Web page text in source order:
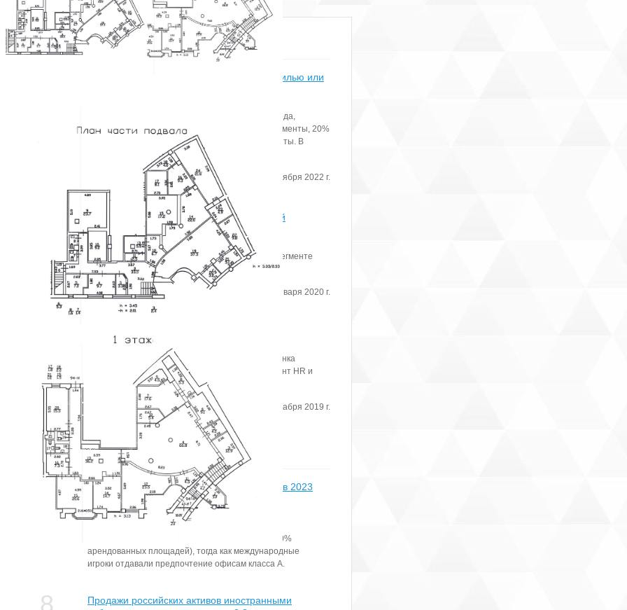
Статьи
Итоги бизнес-завтрака «Апартаменты – альтернатива жилью или
Всего на рынке Петербурга по итогам первого полугодия 2022 года,
представлены 4,6 тыс. юнитов, из них 70% — сервисные апартаменты, 20%
— рекреационные объекты и 5% — несервисные и элитные юниты. В
предложении стали лидировать рекреационные апартаменты.
2 сентября 2022 г.
Итоги 2019 года в сегменте складской и индустриальной
недвижимости
Эксперты Knight Frank St Petersburg подвели итоги 2019 года в сегменте
складской и индустриальной недвижимости.
Автор:Мирзакаримова Камила 28 января 2020 г.
О том,как офис становится инструментом маркетинга, игроки рынка
недвижимости говорили в рамках дискуссии «Офис как инструмент HR и
маркетинга».
Автор: Редактор сайта 17 декабря 2019 г.
Новости
11
декабря
Более 50% занятых офисов в Петербурге в 2023
году пришлось на IT-арендаторов
Локальные IT-компании, как правило, выбирают
помещения в бизнес-центрах класса В (более 90%
арендованных площадей), тогда как международные
игроки отдавали предпочтение офисам класса А.
8
Продажи российских активов иностранными